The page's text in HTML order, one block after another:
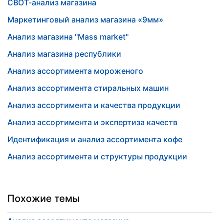
СВОТ-анализ магазина
Маркетинговый анализ магазина «9мм»
Анализ магазина "Mass market"
Анализ магазина республики
Анализ ассортимента мороженого
Анализ ассортимента стиральных машин
Анализ ассортимента и качества продукции
Анализ ассортимента и экспертиза качеств
Идентификация и анализ ассортимента кофе
Анализ ассортимента и структуры продукции
Похожие темы